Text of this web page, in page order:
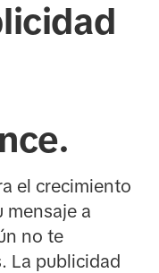
el crecimiento
mensaje a
no te
La publicidad